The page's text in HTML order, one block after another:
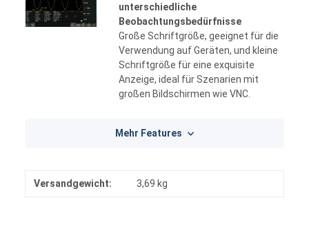
unterschiedliche
Beobachtungsbedürfnisse
Große Schriftgröße, geeignet für die
Verwendung auf Geräten, und kleine
Schriftgröße für eine exquisite
Anzeige, ideal für Szenarien mit
großen Bildschirmen wie VNC.
Mehr Features
Versandgewicht: 3,69 kg